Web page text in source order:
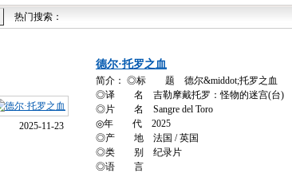
热门搜索：
2025-11-23
德尔·托罗之血
简介： ◎标 题 德尔&middot;托罗之血
◎译 名 吉勒摩戴托罗：怪物的迷宫(台)
◎片 名 Sangre del Toro
◎年 代 2025
◎产 地 法国 / 英国
◎类 别 纪录片
◎语 言